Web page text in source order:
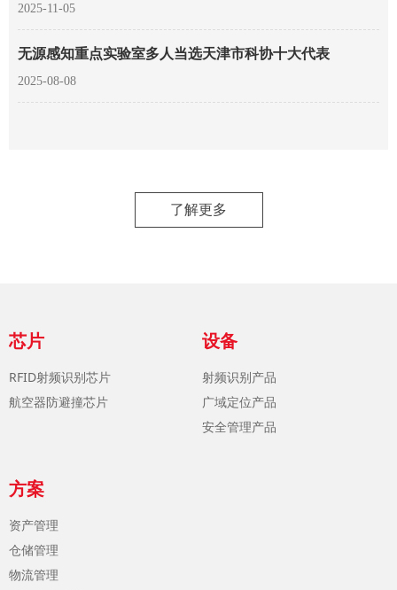
2025-11-05
无源感知重点实验室多人当选天津市科协十大代表
2025-08-08
了解更多
芯片
RFID射频识别芯片
航空器防避撞芯片
设备
射频识别产品
广域定位产品
安全管理产品
方案
资产管理
仓储管理
物流管理